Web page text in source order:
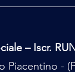
offre la
– Iscr.
-